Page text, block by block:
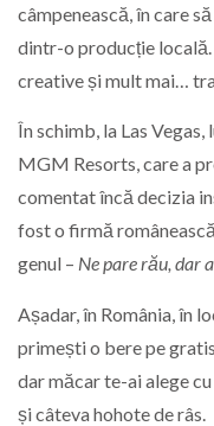
câmpenească, în care
dintr-o producție locală.
creative și mult mai…
În schimb, la Las
MGM Resorts, care a
comentat încă decizia
fost o firmă
genul – Ne pare rău, dar
Așadar, în România, în
primești o bere pe
dar măcar te-ai alege
și câteva hohote de râs.